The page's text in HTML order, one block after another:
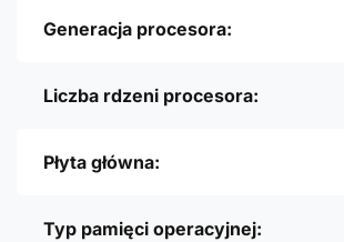
Generacja procesora:
Liczba rdzeni procesora:
Płyta główna:
Typ pamięci operacyjnej: